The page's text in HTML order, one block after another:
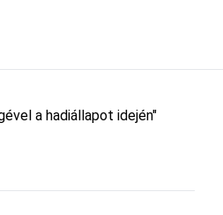
a hadiállapot idején"